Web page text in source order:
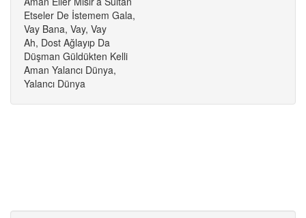
Etseler De İstemem Gala,
Vay Bana, Vay, Vay
Ah, Dost Ağlayıp Da
Düşman Güldükten Kelli
Aman Yalancı Dünya,
Yalancı Dünya